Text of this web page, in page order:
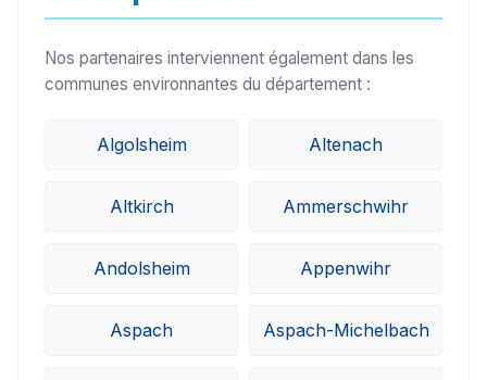
Nos partenaires interviennent également dans les
communes environnantes du département :
Algolsheim Altenach
Altkirch Ammerschwihr
Andolsheim Appenwihr
Aspach Aspach-Michelbach